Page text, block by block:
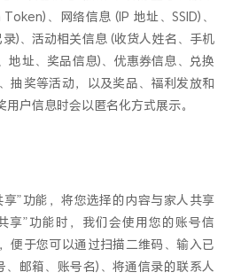
、网络信息 (IP 地址、SSID)、
)、活动相关信息 (收货人姓名、手机
地址、奖品信息)、优惠券信息、兑换
抽奖等活动，以及奖品、福利发放和
户信息时会以匿名化方式展示。
”功能，将您选择的内容与家人共享
享”功能时，我们会使用您的账号信
便于您可以通过扫描二维码、输入已
邮箱、账号名)、将通信录的联系人